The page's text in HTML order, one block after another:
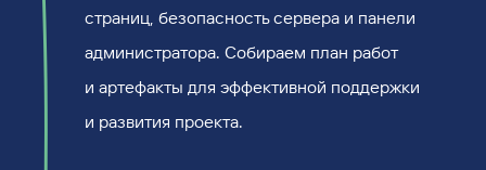
страниц, безопасность сервера и панели
администратора. Собираем план работ
и артефакты для эффективной поддержки
и развития проекта.